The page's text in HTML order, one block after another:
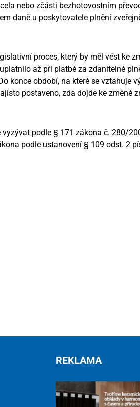
nebo zčásti bezhotovostním
daně u poskytovatele plnění
proces, který by měl vést ke
až při platbě za zdanitelné
konce období, na které se vztahuje
postaveno, zda dojde ke změně
podle § 171 zákona č. 280/
podle ustanovení § 109 odst. 2
REKLAMA